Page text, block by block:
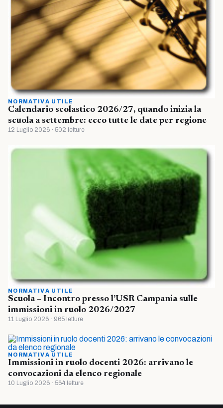
NORMATIVA UTILE
Calendario scolastico 2026/27, quando inizia la
scuola a settembre: ecco tutte le date per regione
12 Luglio 2026 · 502 letture
NORMATIVA UTILE
Scuola – Incontro presso l’USR Campania sulle
immissioni in ruolo 2026/2027
11 Luglio 2026 · 965 letture
NORMATIVA UTILE
Immissioni in ruolo docenti 2026: arrivano le
convocazioni da elenco regionale
10 Luglio 2026 · 564 letture